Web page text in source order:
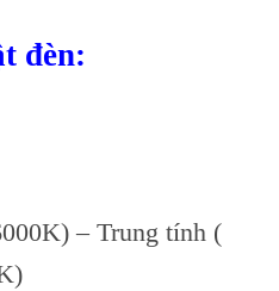
đèn:
– Trung tính (